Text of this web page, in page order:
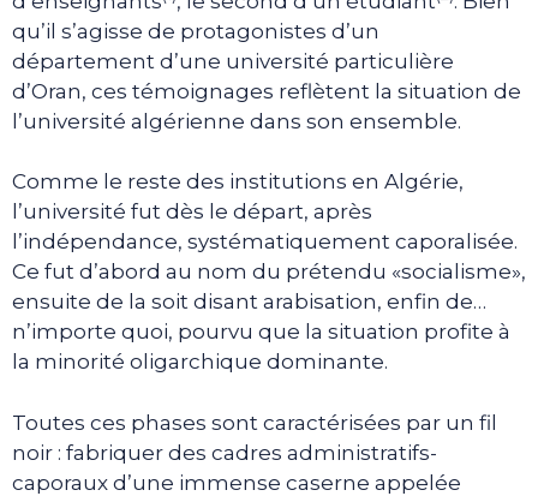
qu’il s’agisse de protagonistes d’un
département d’une université particulière
d’Oran, ces témoignages reflètent la situation de
l’université algérienne dans son ensemble.
Comme le reste des institutions en Algérie,
l’université fut dès le départ, après
l’indépendance, systématiquement caporalisée.
Ce fut d’abord au nom du prétendu «socialisme»,
ensuite de la soit disant arabisation, enfin de…
n’importe quoi, pourvu que la situation profite à
la minorité oligarchique dominante.
Toutes ces phases sont caractérisées par un fil
noir : fabriquer des cadres administratifs-
caporaux d’une immense caserne appelée